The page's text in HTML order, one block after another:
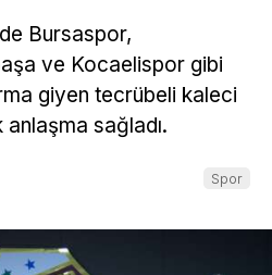
Bursaspor,
ve Kocaelispor gibi
giyen tecrübeli kaleci
anlaşma sağladı.
Spor